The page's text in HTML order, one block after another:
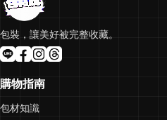
包裝，讓美好被完整收藏。
購物指南
包材知識